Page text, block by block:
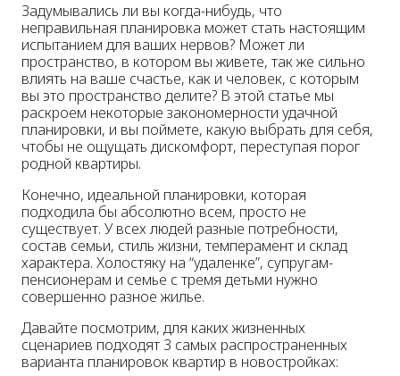
Задумывались ли вы когда-нибудь, что
неправильная планировка может стать настоящим
испытанием для ваших нервов? Может ли
пространство, в котором вы живете, так же сильно
влиять на ваше счастье, как и человек, с которым
вы это пространство делите? В этой статье мы
раскроем некоторые закономерности удачной
планировки, и вы поймете, какую выбрать для себя,
чтобы не ощущать дискомфорт, переступая порог
родной квартиры.
Конечно, идеальной планировки, которая
подходила бы абсолютно всем, просто не
существует. У всех людей разные потребности,
состав семьи, стиль жизни, темперамент и склад
характера. Холостяку на “удаленке”, супругам-
пенсионерам и семье с тремя детьми нужно
совершенно разное жилье.
Давайте посмотрим, для каких жизненных
сценариев подходят 3 самых распространенных
варианта планировок квартир в новостройках: